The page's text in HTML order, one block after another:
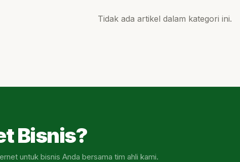
Tidak ada artikel dalam kategori ini.
Bisnis?
untuk bisnis Anda bersama tim ahli kami.